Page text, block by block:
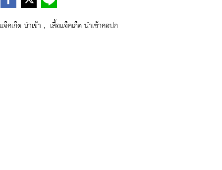
จ็คเก็ต นำเข้า , เสื้อแจ็คเก็ต นำเข้าคอปก